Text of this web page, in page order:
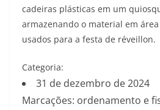
cadeiras plásticas em um
armazenando o material em
usados para a festa de réveillon.
Categoria:
31 de dezembro de 2024
Marcações: ordenamento e